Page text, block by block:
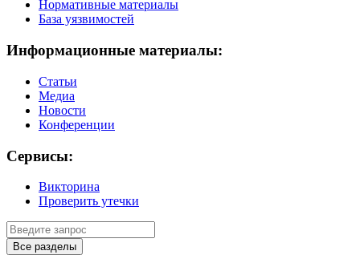
Нормативные материалы
База уязвимостей
Информационные материалы:
Статьи
Медиа
Новости
Конференции
Сервисы:
Викторина
Проверить утечки
Все разделы